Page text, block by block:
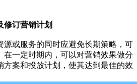
修订营销计划
或服务的同时应避免长期策略，可
在一定时期内，可以对营销效果做分
方案和投放计划，使其达到最佳的效